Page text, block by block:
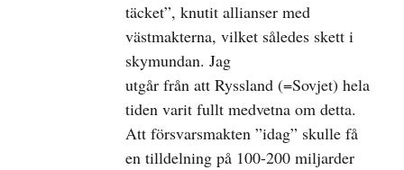
täcket”, knutit allianser med
västmakterna, vilket således skett i
skymundan. Jag
utgår från att Ryssland (=Sovjet) hela
tiden varit fullt medvetna om detta.
Att försvarsmakten ”idag” skulle få
en tilldelning på 100-200 miljarder